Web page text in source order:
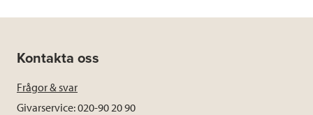
Kontakta oss
Frågor & svar
Givarservice: 020-90 20 90